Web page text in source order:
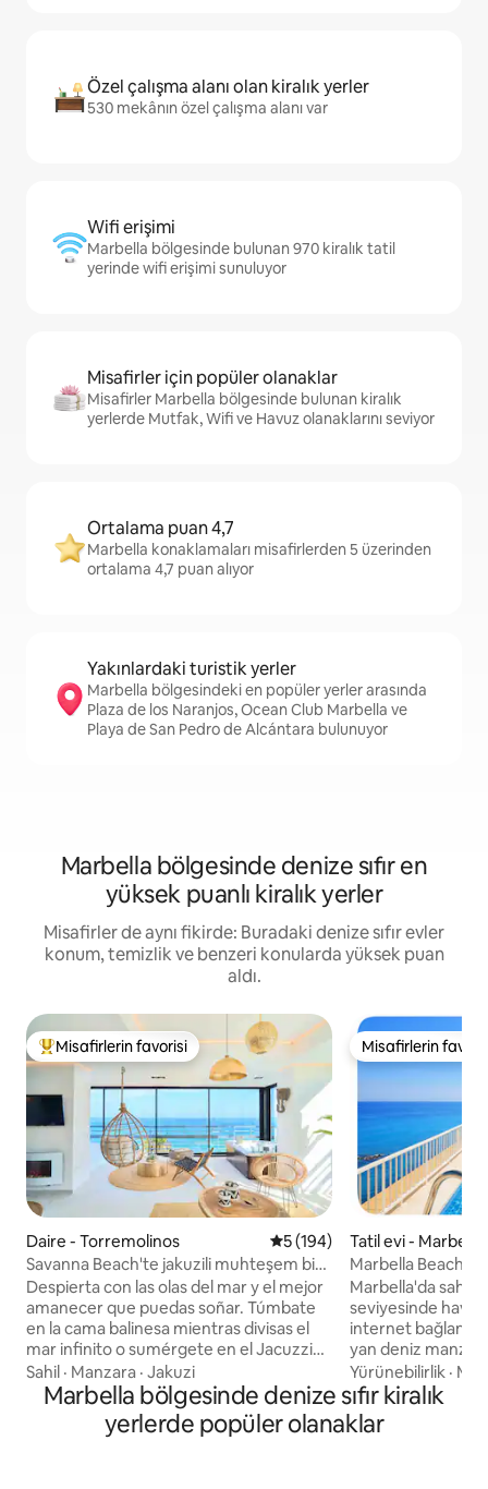
Özel çalışma alanı olan kiralık yerler
530 mekânın özel çalışma alanı var
Wifi erişimi
Marbella bölgesinde bulunan 970 kiralık tatil
yerinde wifi erişimi sunuluyor
Misafirler için popüler olanaklar
Misafirler Marbella bölgesinde bulunan kiralık
yerlerde Mutfak, Wifi ve Havuz olanaklarını seviyor
Ortalama puan 4,7
Marbella konaklamaları misafirlerden 5 üzerinden
ortalama 4,7 puan alıyor
Yakınlardaki turistik yerler
Marbella bölgesindeki en popüler yerler arasında
Plaza de los Naranjos, Ocean Club Marbella ve
Playa de San Pedro de Alcántara bulunuyor
Marbella bölgesinde denize sıfır en
yüksek puanlı kiralık yerler
Misafirler de aynı fikirde: Buradaki denize sıfır evler
konum, temizlik ve benzeri konularda yüksek puan
aldı.
Misafirlerin favorilerinden en beğenilenler arasında
Misafirlerin favorisi
Daire - Torremolinos 5 üzerinden ortalama 5
5 (194)
Savanna Beach'te jakuzili muhteşem bir
daire
Despierta con las olas del mar y el mejor
amanecer que puedas soñar. Túmbate
en la cama balinesa mientras divisas el
mar infinito o sumérgete en el Jacuzzi
climatizado mientras te tomas una copa
de cava. El Savanna Beach está pensado
para pasar unas vacaciones relajantes en
un lugar mágico y con encanto. El
Sahil · Manzara · Jakuzi
Misafirlerin
Misafirlerin
Tatil evi - Marbella
Marbella
Deniz manzarası
Marbella'da sahil
seviyesinde havuz
internet bağlantısı Marbella'nın
yan deniz
yatağı + çekyatı,
vantilatörü, akıllı
kablosuz internet
çalışma alanı olan
Yürünebilirlik ·
Marbella bölgesinde denize sıfır kiralık
yerlerde popüler olanaklar